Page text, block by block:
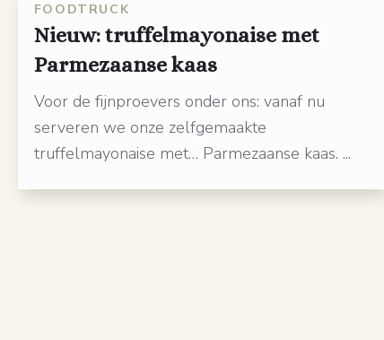
FOODTRUCK
Nieuw: truffelmayonaise met
Parmezaanse kaas
Voor de fijnproevers onder ons: vanaf nu
serveren we onze zelfgemaakte
truffelmayonaise met… Parmezaanse kaas. ...